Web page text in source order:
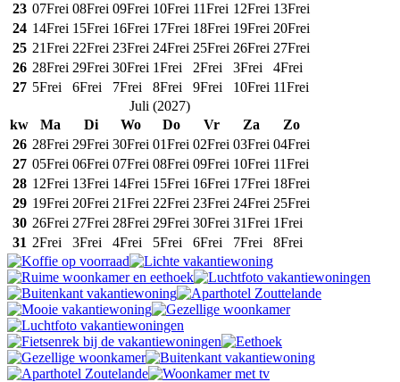
23 07Frei 08Frei 09Frei 10Frei 11Frei 12Frei 13Frei
24 14Frei 15Frei 16Frei 17Frei 18Frei 19Frei 20Frei
25 21Frei 22Frei 23Frei 24Frei 25Frei 26Frei 27Frei
26 28Frei 29Frei 30Frei 1Frei 2Frei 3Frei 4Frei
27 5Frei 6Frei 7Frei 8Frei 9Frei 10Frei 11Frei
Juli (2027)
kw
Ma Di Wo Do Vr Za
Zo
26 28Frei 29Frei 30Frei 01Frei 02Frei 03Frei 04Frei
27 05Frei 06Frei 07Frei 08Frei 09Frei 10Frei 11Frei
28 12Frei 13Frei 14Frei 15Frei 16Frei 17Frei 18Frei
29 19Frei 20Frei 21Frei 22Frei 23Frei 24Frei 25Frei
30 26Frei 27Frei 28Frei 29Frei 30Frei 31Frei 1Frei
31 2Frei 3Frei 4Frei 5Frei 6Frei 7Frei 8Frei